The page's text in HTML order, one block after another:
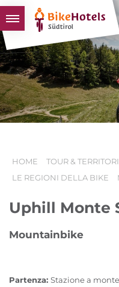
BIKEHOTELS
HOTELS &
TOUR &
L'ALTO ADIGE
HOME TOUR & TERRITORI
LE REGIONI DELLA BIKE
Uphill Monte
Mountainbike
Partenza: Stazione a